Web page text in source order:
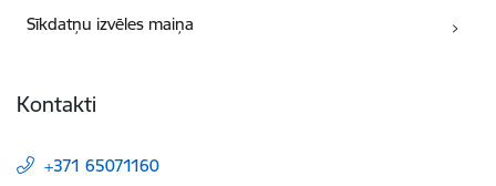
Sīkdatņu izvēles maiņa
Kontakti
+371 65071160